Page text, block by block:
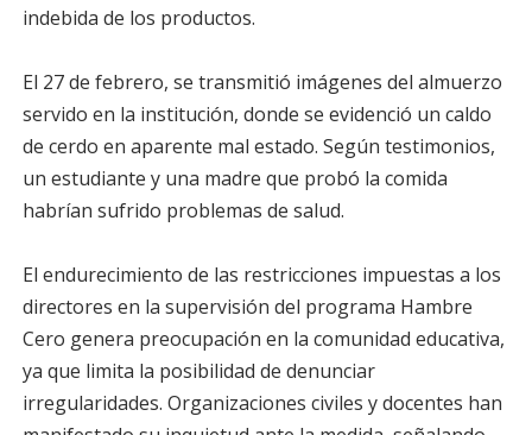
indebida de los productos.
El 27 de febrero, se transmitió imágenes del almuerzo
servido en la institución, donde se evidenció un caldo
de cerdo en aparente mal estado. Según testimonios,
un estudiante y una madre que probó la comida
habrían sufrido problemas de salud.
El endurecimiento de las restricciones impuestas a los
directores en la supervisión del programa Hambre
Cero genera preocupación en la comunidad educativa,
ya que limita la posibilidad de denunciar
irregularidades. Organizaciones civiles y docentes han